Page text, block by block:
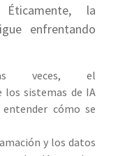
la
enfrentando
veces, el
sistemas de IA
cómo se
y los datos